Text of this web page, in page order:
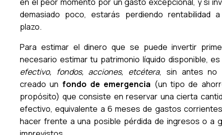
demasiado poco, estarás perdiendo rentabilidad
plazo.
Para estimar el dinero que se puede invertir
necesario estimar tu patrimonio líquido disponible,
efectivo, fondos, acciones, etcétera, sin antes no
creado un fondo de emergencia (un tipo de
propósito) que consiste en reservar una cierta
efectivo, equivalente a 6 meses de gastos
hacer frente a una posible pérdida de ingresos o a